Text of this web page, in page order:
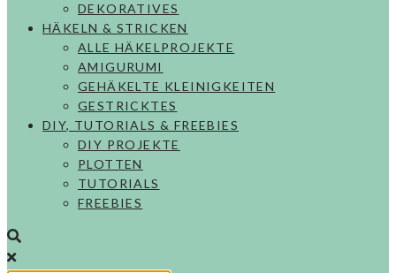
DEKORATIVES
HÄKELN & STRICKEN
ALLE HÄKELPROJEKTE
AMIGURUMI
GEHÄKELTE KLEINIGKEITEN
GESTRICKTES
DIY, TUTORIALS & FREEBIES
DIY PROJEKTE
PLOTTEN
TUTORIALS
FREEBIES